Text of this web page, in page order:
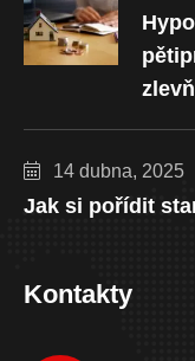
14 dubna, 2025
Jak si pořídit
Kontakty